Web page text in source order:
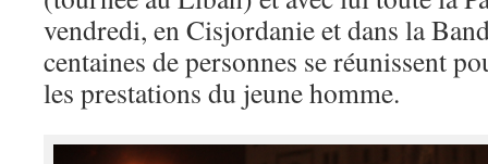
vendredi, en Cisjordanie et dans la
centaines de personnes se réunissent
les prestations du jeune homme.